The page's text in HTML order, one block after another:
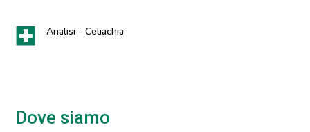
Analisi - Celiachia
Dove siamo